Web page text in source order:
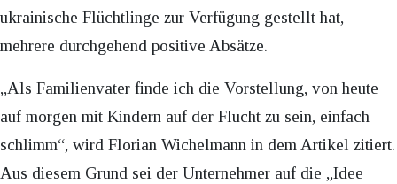
ukrainische Flüchtlinge zur Verfügung gestellt hat,
mehrere durchgehend positive Absätze.
„Als Familienvater finde ich die Vorstellung, von heute
auf morgen mit Kindern auf der Flucht zu sein, einfach
schlimm“, wird Florian Wichelmann in dem Artikel zitiert.
Aus diesem Grund sei der Unternehmer auf die „Idee